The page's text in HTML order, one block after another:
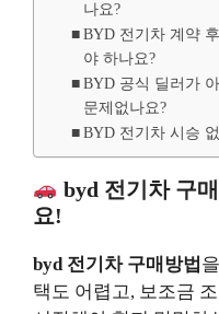
나요?
BYD 전기차 계약
야 하나요?
BYD 공식 딜러가
문제없나요?
BYD 전기차 시승
byd 전기차 구
요!
byd 전기차 구매방법
택도 어렵고, 보조금